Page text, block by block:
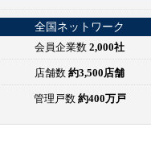
全国ネットワーク
会員企業数 2,000社
店舗数 約3,500店舗
管理戸数 約400万戸